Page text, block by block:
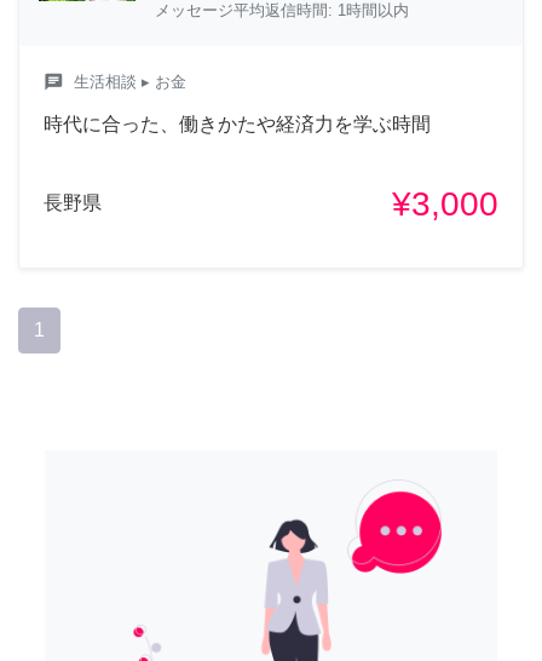
メッセージ平均返信時間: 1時間以内
chat 生活相談 ▸ お金
時代に合った、働きかたや経済力を学ぶ時間
長野県 ¥3,000
1